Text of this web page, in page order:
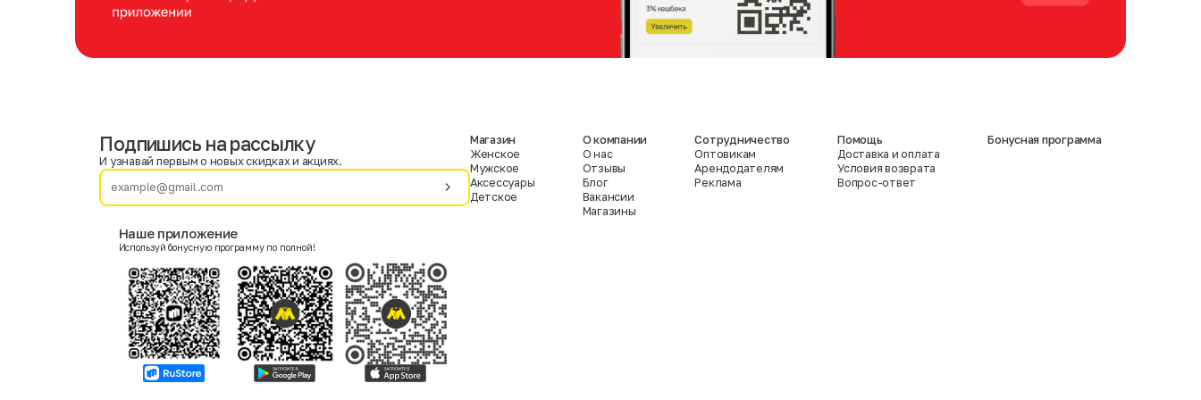
Фамилия
Женский
Согласие на получение чеков по электронной почте
Подпишись на рассылку
И узнавай первым о новых скидках и акциях.
Наше приложение
Используй бонусную программу по полной!
Магазин
Женское
Мужское
Аксессуары
Детское
О компании
О нас
Отзывы
Блог
Вакансии
Магазины
Сотрудничество
Оптовикам
Арендодателям
Реклама
Помощь
Доставка и оплата
Условия возврата
Вопрос-ответ
Бонусная программа